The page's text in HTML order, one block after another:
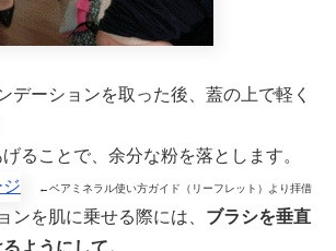
デーションを取った後、蓋の上で軽く
ることで、余分な粉を落とします。
←ベアミネラル使い方ガイド（リーフレット）より拝借
ンを肌に乗せる際には、 ブラシを垂直